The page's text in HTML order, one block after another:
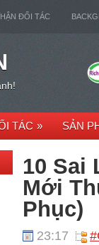
ĐỐI TÁC
TÁC » SẢN
10 Sai
Mới
Phục)
23:17